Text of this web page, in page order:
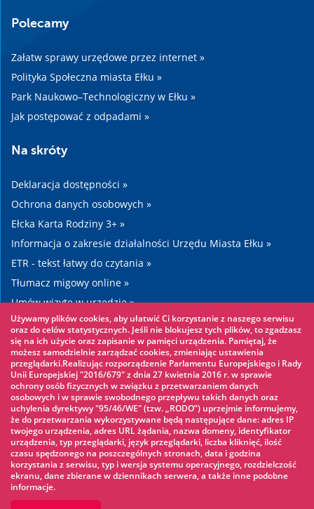
Polecamy
Załatw sprawy urzędowe przez internet »
Polityka Społeczna miasta Ełku »
Park Naukowo–Technologiczny w Ełku »
Jak postępować z odpadami »
Na skróty
Deklaracja dostępności »
Ochrona danych osobowych »
Ełcka Karta Rodziny 3+ »
Informacja o zakresie działalności Urzędu Miasta Ełku »
ETR - tekst łatwy do czytania »
Tłumacz migowy online »
Umów wizytę w urzędzie »
Drogi »
Warto zobaczyć
Park linowy »
Park Wodny »
Lodowisko »
KINOECK »
Muzeum »
Używamy plików cookies, aby ułatwić Ci korzystanie z naszego serwisu
oraz do celów statystycznych. Jeśli nie blokujesz tych plików, to zgadzasz
się na ich użycie oraz zapisanie w pamięci urządzenia. Pamiętaj, że
możesz samodzielnie zarządzać cookies, zmieniając ustawienia
przeglądarki.Realizując rozporządzenie Parlamentu Europejskiego i Rady
Unii Europejskiej "2016/679" z dnia 27 kwietnia 2016 r. w sprawie
ochrony osób fizycznych w związku z przetwarzaniem danych
osobowych i w sprawie swobodnego przepływu takich danych oraz
uchylenia dyrektywy "95/46/WE" (tzw. „RODO”) uprzejmie informujemy,
że do przetwarzania wykorzystywane będą następujące dane: adres IP
twojego urządzenia, adres URL żądania, nazwa domeny, identyfikator
urządzenia, typ przeglądarki, język przeglądarki, liczba kliknięć, ilość
czasu spędzonego na poszczególnych stronach, data i godzina
korzystania z serwisu, typ i wersja systemu operacyjnego, rozdzielczość
ekranu, dane zbierane w dziennikach serwera, a także inne podobne
informacje.